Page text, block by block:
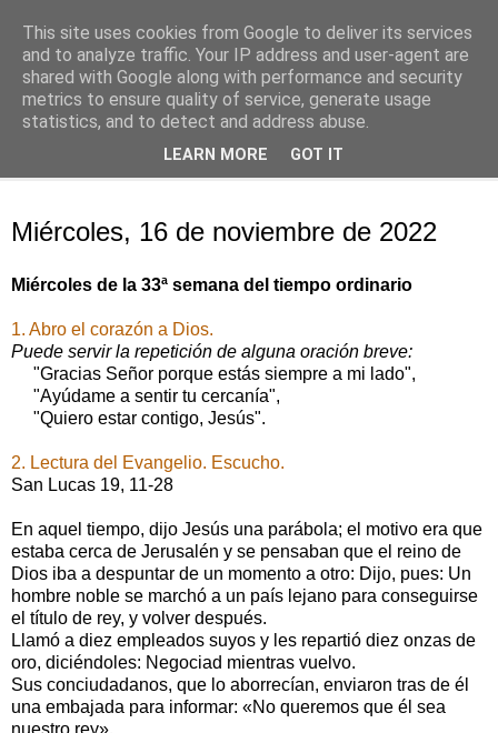
Oración personal
con el Evangelio de cada día
Miércoles, 16 de noviembre de 2022
Miércoles de la 33ª semana del tiempo ordinario
1. Abro el corazón a Dios.
Puede servir la repetición de alguna oración breve:
"Gracias Señor porque estás siempre a mi lado",
"Ayúdame a sentir tu cercanía",
"Quiero estar contigo, Jesús".
2. Lectura del Evangelio. Escucho.
San Lucas 19, 11-28
En aquel tiempo, dijo Jesús una parábola; el motivo era que
estaba cerca de Jerusalén y se pensaban que el reino de
Dios iba a despuntar de un momento a otro: Dijo, pues: Un
hombre noble se marchó a un país lejano para conseguirse
el título de rey, y volver después.
Llamó a diez empleados suyos y les repartió diez onzas de
oro, diciéndoles: Negociad mientras vuelvo.
Sus conciudadanos, que lo aborrecían, enviaron tras de él
una embajada para informar: «No queremos que él sea
nuestro rey».
This site uses cookies from Google to deliver its services
and to analyze traffic. Your IP address and user-agent are
shared with Google along with performance and security
metrics to ensure quality of service, generate usage
statistics, and to detect and address abuse.
LEARN MORE GOT IT